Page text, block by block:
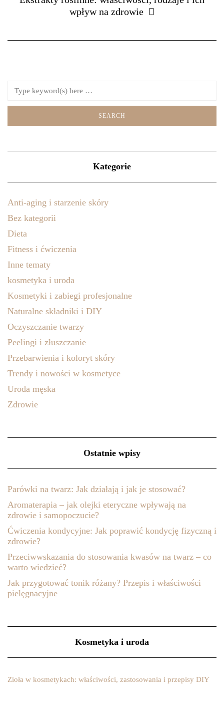
wpływ na zdrowie
Kategorie
Anti-aging i starzenie skóry
Bez kategorii
Dieta
Fitness i ćwiczenia
Inne tematy
kosmetyka i uroda
Kosmetyki i zabiegi profesjonalne
Naturalne składniki i DIY
Oczyszczanie twarzy
Peelingi i złuszczanie
Przebarwienia i koloryt skóry
Trendy i nowości w kosmetyce
Uroda męska
Zdrowie
Ostatnie wpisy
Parówki na twarz: Jak działają i jak je stosować?
Aromaterapia – jak olejki eteryczne wpływają na
zdrowie i samopoczucie?
Ćwiczenia kondycyjne: Jak poprawić kondycję fizyczną i
zdrowie?
Przeciwwskazania do stosowania kwasów na twarz – co
warto wiedzieć?
Jak przygotować tonik różany? Przepis i właściwości
pielęgnacyjne
Kosmetyka i uroda
Zioła w kosmetykach: właściwości, zastosowania i przepisy DIY